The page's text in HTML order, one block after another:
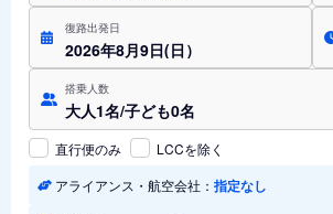
復路出発日
2026年8月9日(日）
搭乗人数
大人1名/子ども0名
直行便のみ
LCCを除く
アライアンス・航空会社： 指定なし